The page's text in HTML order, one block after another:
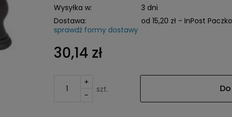
Wysyłka w:
3 dni
Dostawa:
od 15,20 zł - InPost
sprawdź formy dostawy
30,14 zł
+
-
szt.